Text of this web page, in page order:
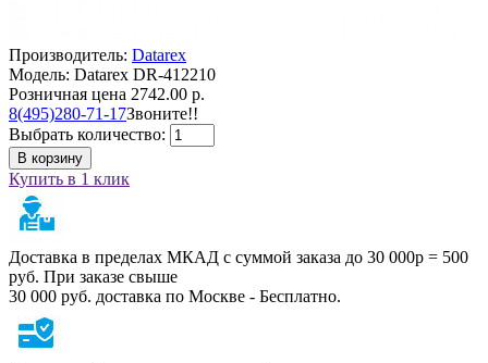
Производитель: Datarex
Модель: Datarex DR-412210
Розничная цена 2742.00 р.
8(495)280-71-17Звоните!!
Выбрать количество:
В корзину
Купить в 1 клик
Доставка в пределах МКАД с суммой заказа до 30 000р = 500
руб. При заказе свыше
30 000 руб. доставка по Москве - Бесплатно.